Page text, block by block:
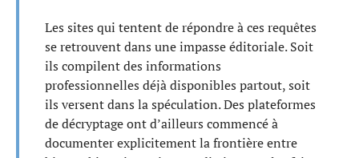
Les sites qui tentent de répondre à ces requêtes
se retrouvent dans une impasse éditoriale. Soit
ils compilent des informations
professionnelles déjà disponibles partout, soit
ils versent dans la spéculation. Des plateformes
de décryptage ont d’ailleurs commencé à
documenter explicitement la frontière entre